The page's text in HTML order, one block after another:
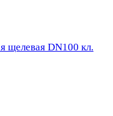
щелевая DN100 кл.